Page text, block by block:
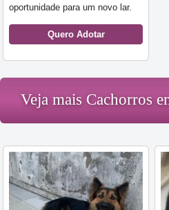
oportunidade para um novo lar.
Quero Adotar
Veja mais Cachorros